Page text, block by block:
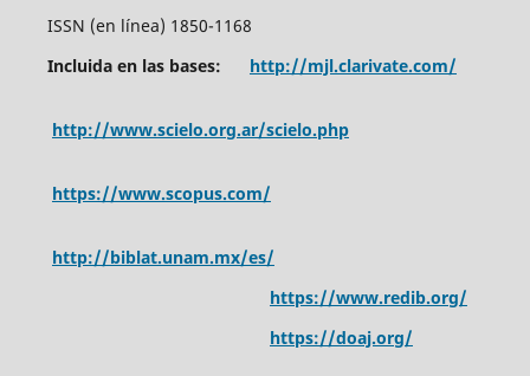
ISSN (en línea) 1850-1168
Incluida en las bases: http://mjl.clarivate.com/
http://www.scielo.org.ar/scielo.php
https://www.scopus.com/
http://biblat.unam.mx/es/
https://www.redib.org/
https://doaj.org/